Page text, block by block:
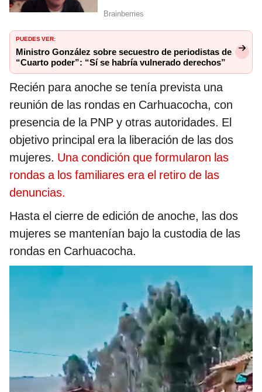
PUEDES VER:
Ministro González sobre secuestro de periodistas de
“Cuarto poder”: “Sí se habría vulnerado derechos”
Recién para anoche se tenía prevista una
reunión de las rondas en Carhuacocha, con
presencia de la PNP y otras autoridades. El
objetivo principal era la liberación de las dos
mujeres. Una condición que formularon las
rondas a los familiares era el retiro de las
denuncias.
Hasta el cierre de edición de anoche, las dos
mujeres se mantenían bajo la custodia de las
rondas en Carhuacocha.